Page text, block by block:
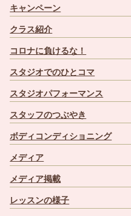
キャンペーン
クラス紹介
コロナに負けるな！
スタジオでのひとコマ
スタジオパフォーマンス
スタッフのつぶやき
ボディコンディショニング
メディア
メディア掲載
レッスンの様子